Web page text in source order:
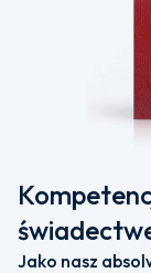
Jako nasz